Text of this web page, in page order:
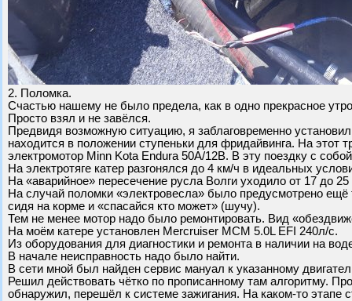
2. Поломка.
Счастью нашему не было предела, как в одно прекрасное
Просто взял и не завёлся.
Предвидя возможную ситуацию, я заблаговременно
находится в положении ступеньки для фридайвинга. На этот
электромотор Minn Kota Endura 50А/12В. В эту поездку с
На электротяге катер разгонялся до 4 км/ч в идеальных
На «аварийное» пересечение русла Волги уходило от 17 до
На случай поломки «электровесла» было предусмотрено
сидя на корме и «спасайся кто может» (шучу).
Тем не менее мотор надо было ремонтировать. Вид
На моём катере установлен Mercruiser MCM 5.0L EFI 240л/с.
Из оборудования для диагностики и ремонта в наличии на
В начале неисправность надо было найти.
В сети мной был найден сервис мануал к указанному
Решил действовать чётко по прописанному там алгоритму.
обнаружил, перешёл к системе зажигания. На каком-то этапе